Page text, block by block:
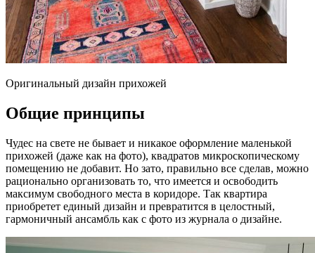
Оригинальный дизайн прихожей
Общие принципы
Чудес на свете не бывает и никакое оформление маленькой
прихожей (даже как на фото), квадратов микроскопическому
помещению не добавит. Но зато, правильно все сделав, можно
рационально организовать то, что имеется и освободить
максимум свободного места в коридоре. Так квартира
приобретет единый дизайн и превратится в целостный,
гармоничный ансамбль как с фото из журнала о дизайне.